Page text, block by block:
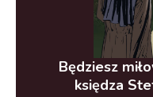
Będziesz
księdza